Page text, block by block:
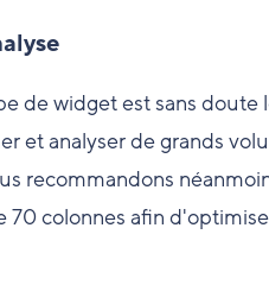
de widget est sans doute
et analyser de grands
recommandons
70 colonnes afin